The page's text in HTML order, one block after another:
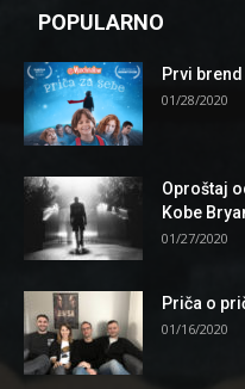
POPULARNO
Prvi
01/28/2020
Oproštaj
Kobe
01/27/2020
Priča o
01/16/2020